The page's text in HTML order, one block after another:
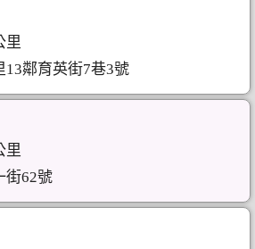
里
13鄰育英街7巷3號
里
街62號